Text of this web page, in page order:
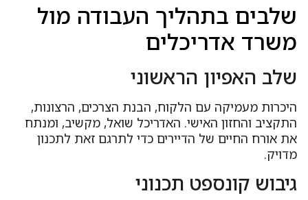
בתהליך העבודה מול
אדריכלים
האפיון הראשוני
מעמיקה עם הלקוח, הבנת הצרכים, הרצונות,
והחזון האישי. האדריכל שואל, מקשיב, ומנתח
אורח החיים של הדיירים כדי לתרגם זאת לתכנון
קונספט תכנוני